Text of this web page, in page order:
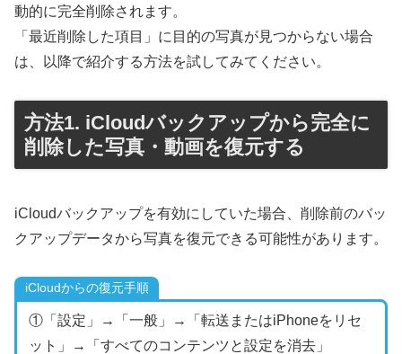
動的に完全削除されます。
「最近削除した項目」に目的の写真が見つからない場合
は、以降で紹介する方法を試してみてください。
方法1. iCloudバックアップから完全に
削除した写真・動画を復元する
iCloudバックアップを有効にしていた場合、削除前のバッ
クアップデータから写真を復元できる可能性があります。
iCloudからの復元手順
①「設定」→「一般」→「転送またはiPhoneをリセ
ット」→「すべてのコンテンツと設定を消去」